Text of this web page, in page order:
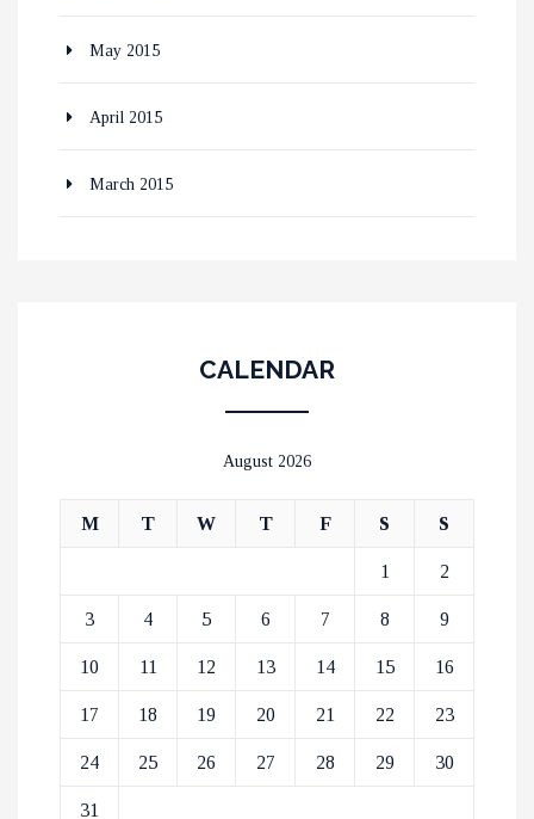
May 2015
April 2015
March 2015
CALENDAR
August 2026
M T W T F S S
1 2
3 4 5 6 7 8 9
10 11 12 13 14 15 16
17 18 19 20 21 22 23
24 25 26 27 28 29 30
31